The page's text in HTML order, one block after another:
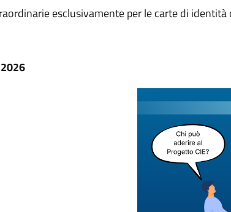
esclusivamente per le carte di identità